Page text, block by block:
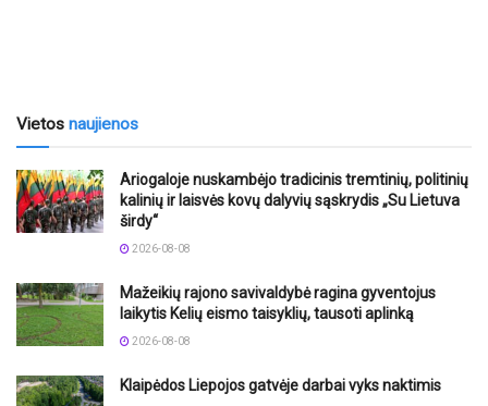
Vietos naujienos
Ariogaloje nuskambėjo tradicinis tremtinių, politinių
kalinių ir laisvės kovų dalyvių sąskrydis „Su Lietuva
širdy“
2026-08-08
Mažeikių rajono savivaldybė ragina gyventojus
laikytis Kelių eismo taisyklių, tausoti aplinką
2026-08-08
Klaipėdos Liepojos gatvėje darbai vyks naktimis